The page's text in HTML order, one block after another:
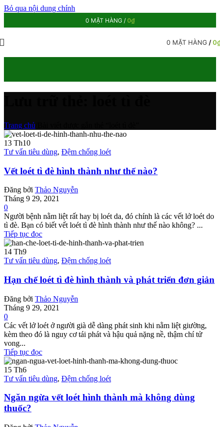
Bỏ qua nội dung chính
0 MẶT HÀNG / 0₫
0 MẶT HÀNG /0
Trang chủ
13 Th10
Tư vấn tiêu dùng, Đệm chống loét
Vết loét tì đè hình thành như thế nào?
Đăng bởi Thảo Nguyễn
Tháng 9 29, 2021
0
Người bệnh nằm liệt rất hay bị loét da, đó chính là các vết lở loét do
tì đè. Bạn có biết vết loét tì đè hình thành như thế nào không? ...
Tiếp tục đọc
14 Th9
Tư vấn tiêu dùng, Đệm chống loét
Hạn chế loét tì đè hình thành và phát triển đơn giản
Đăng bởi Thảo Nguyễn
Tháng 9 29, 2021
0
Các vết lở loét ở người già dễ dàng phát sinh khi nằm liệt giường,
kèm theo đó là nguy cơ tái phát và hậu quả nặng nề, thậm chí tử
vong...
Tiếp tục đọc
15 Th6
Tư vấn tiêu dùng, Đệm chống loét
Ngăn ngừa vết loét hình thành mà không dùng
thuốc?